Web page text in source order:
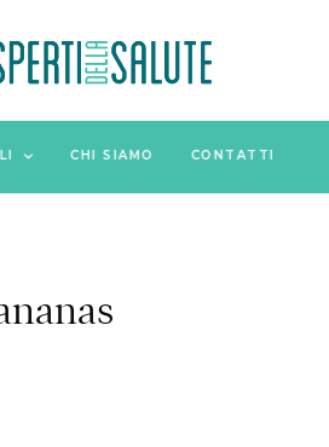
CHI SIAMO CONTATTI